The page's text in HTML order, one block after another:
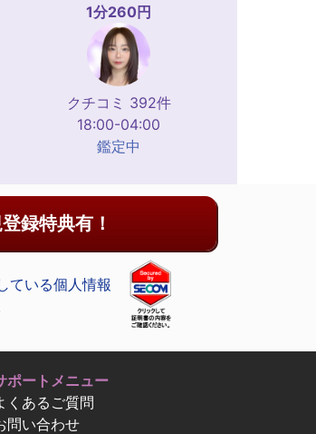
1分260円
クチコミ 392件
18:00-04:00
鑑定中
録特典有！
ている個人情報
ポートメニュー
くあるご質問
問い合わせ